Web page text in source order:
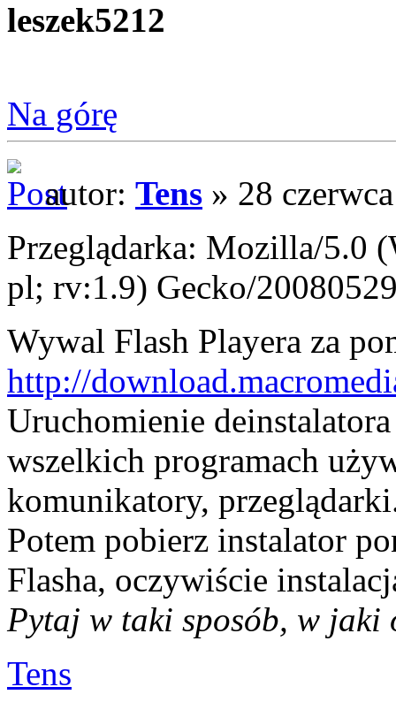
leszek5212
Na górę
autor: Tens » 28
Przeglądarka: Mozilla/5.0
pl; rv:1.9) Gecko/
Wywal Flash Playera za
http://
Uruchomienie
wszelkich programach
komunikatory,
Potem pobierz instalator
Flasha, oczywiście
Pytaj w taki sposób, w jaki
Tens